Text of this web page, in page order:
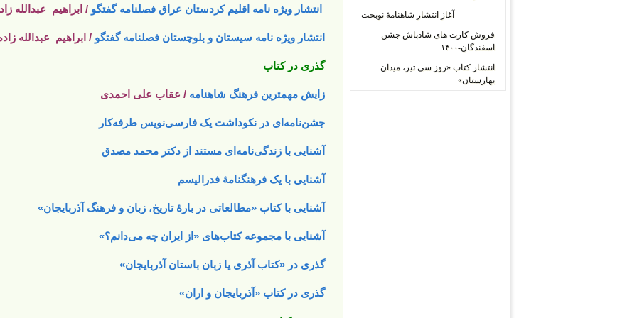
انتشار ویژه نامه اقلیم کردستان عراق فصلنامه گفتگو / ابراهیم عبدالله
انتشار ویژه نامه سیستان و بلوچستان فصلنامه گفتگو / ابراهیم عبدالله
گذری در کتاب
زایش مهمترین فرهنگ شاهنامه / عقاب علی احمدی
جشن‌نامه‌ای در نکوداشت یک فارسی‌نویس طرفه‌کار
آشنایی با زندگی‌نامه‌ای مستند از دکتر محمد مصدق
آشنایی با یک فرهنگنامۀ فدرالیسم
آشنایی با کتاب «مطالعاتی در بارۀ تاریخ، زبان و فرهنگ آذربایجان»
آشنایی با مجموعه کتاب‌های «از ایران چه می‌دانم؟»
گذری در «کتاب آذری یا زبان باستان آذربایجان»
گذری در کتاب «آذربایجان و اران»
آغاز انتشار شاهنامۀ نوبخت
فروش کارت های شادباش جشن
اسفندگان-۱۴۰۰
انتشار کتاب «روز سی تیر، میدان
بهارستان»